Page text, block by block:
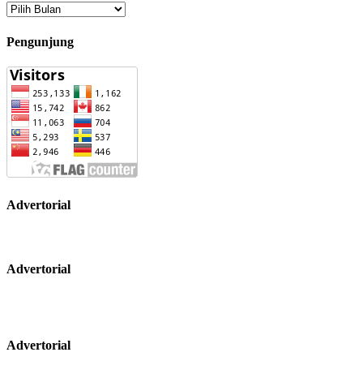
Arsip
Pengunjung
Advertorial
Advertorial
Advertorial